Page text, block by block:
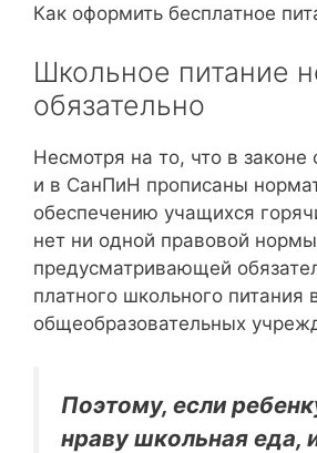
Как оформить бесплатное
Школьное питание
обязательно
Несмотря на то, что в законе
и в СанПиН прописаны
обеспечению учащихся
нет ни одной правовой
предусматривающей
платного школьного питания
общеобразовательных
Поэтому, если
нраву школьная еда,